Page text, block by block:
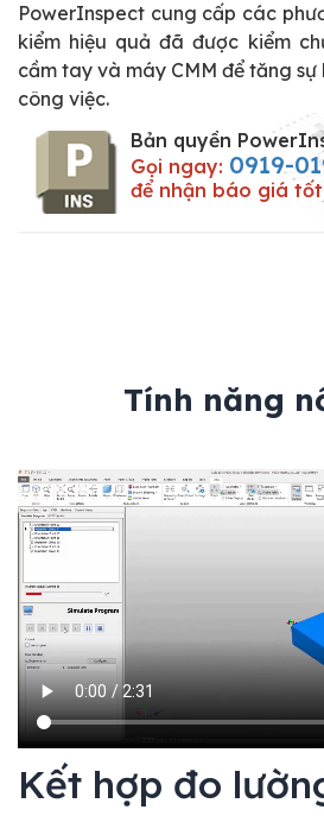
PowerInspect cung cấp các
kiểm hiệu quả đã được kiểm
cầm tay và máy CMM để tăng sự
công việc.
Bản quyền
Gọi ngay: 0919-
để nhận báo giá
Tính năng
Kết hợp đo